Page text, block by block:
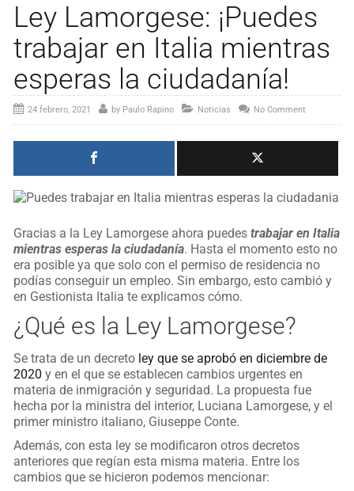
Ley Lamorgese: ¡Puedes
trabajar en Italia mientras
esperas la ciudadanía!
24 febrero, 2021 by Paulo Rapino Noticias No Comment
Gracias a la Ley Lamorgese ahora puedestrabajar en Italia
mientras esperas la ciudadanía. Hasta el momento esto no
era posible ya que solo con el permiso de residencia no
podías conseguir un empleo. Sin embargo, esto cambió y
en Gestionista Italia te explicamos cómo.
¿Qué es la Ley Lamorgese?
Se trata de un decreto ley que se aprobó en diciembre de
2020 y en el que se establecen cambios urgentes en
materia de inmigración y seguridad. La propuesta fue
hecha por la ministra del interior, Luciana Lamorgese, y el
primer ministro italiano, Giuseppe Conte.
Además, con esta ley se modificaron otros decretos
anteriores que regían esta misma materia. Entre los
cambios que se hicieron podemos mencionar: